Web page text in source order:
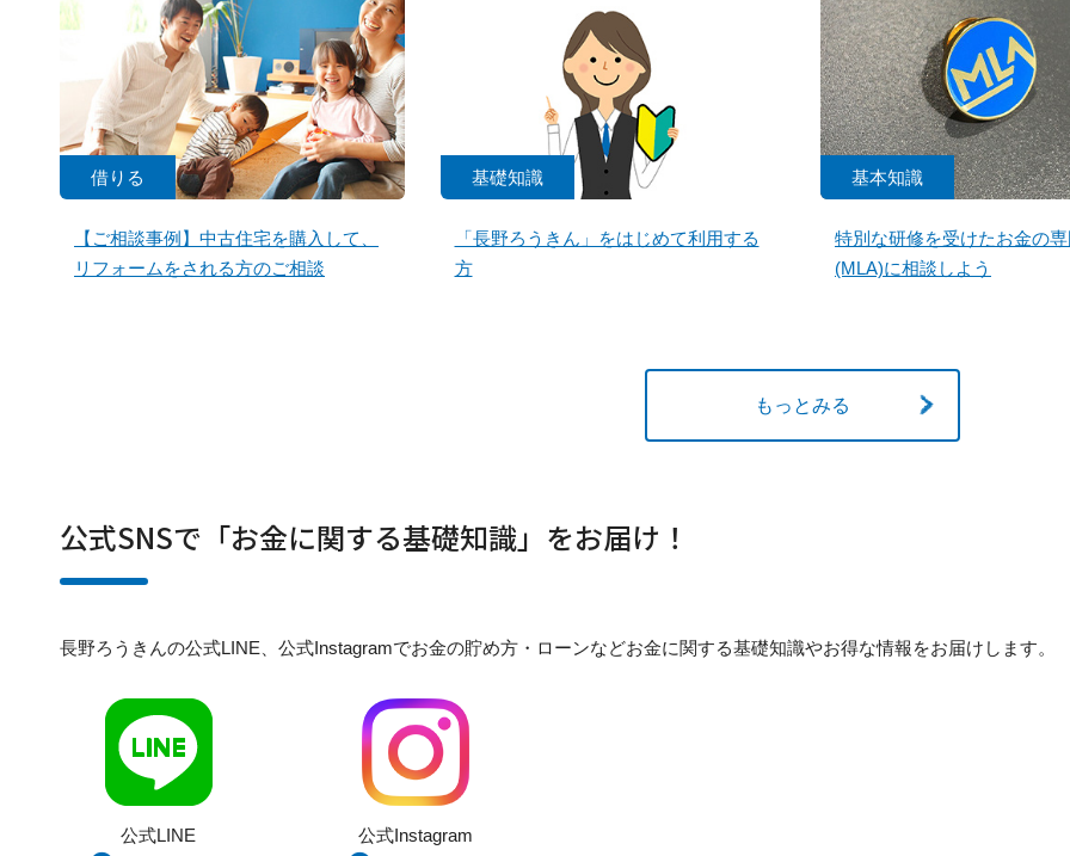
借りる
【ご相談事例】中古住宅を購入して、
リフォームをされる方のご相談
基礎知識
「長野ろうきん」をはじめて利用する
方
基本知識
特別な研修を受けたお金の
(MLA)に相談しよう
もっとみる
公式SNSで「お金に関する基礎知識」をお届け！
長野ろうきんの公式LINE、公式Instagramでお金の貯め方・ローンなどお金に関する基礎知識やお得な情報をお届けします。
公式LINE
公式Instagram